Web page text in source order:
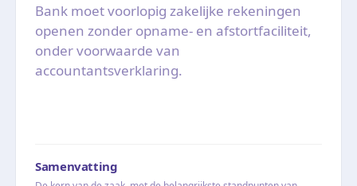
Bank moet voorlopig zakelijke rekeningen
openen zonder opname- en afstortfaciliteit,
onder voorwaarde van
accountantsverklaring.
Samenvatting